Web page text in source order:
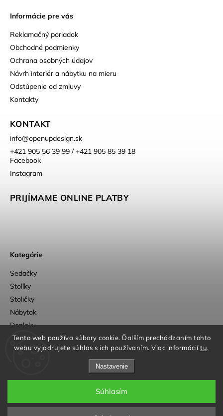
Tento web používa súbory cookie. Ďalším prechádzaním tohto
webu vyjadrujete súhlas s ich používaním. Viac informáciítu.
Nastavenie
Súhlasím
Informácie pre vás
Reklamačný poriadok
Obchodné podmienky
Ochrana osobných údajov
Návrh interiér a nábytku na mieru
Odstúpenie od zmluvy
Kontakty
KONTAKT
info@openupdesign.sk
+421 905 56 39 99 / +421 905 85 39 18
Facebook
Instagram
PRIJÍMAME ONLINE PLATBY
Kategórie
Sedačky
Stolíky
Stoličky
Nábytok
Doplnky
Outlet
a Adatelier
Copyright 2026OpenUp Design. Všetky práva vyhradené.